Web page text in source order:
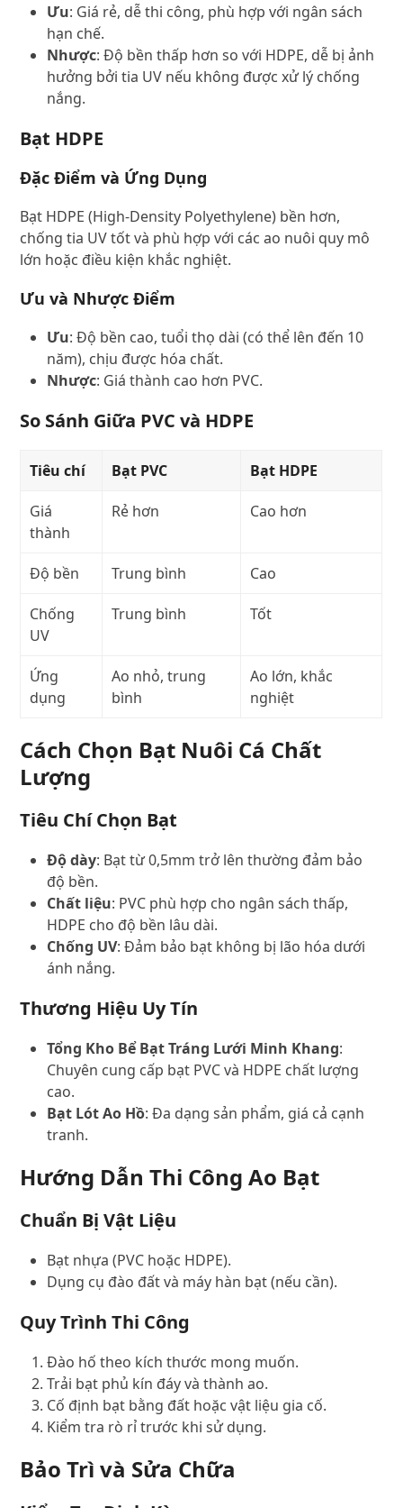
Ưu: Giá rẻ, dễ thi công, phù hợp với ngân sách
hạn chế.
Nhược: Độ bền thấp hơn so với HDPE, dễ bị ảnh
hưởng bởi tia UV nếu không được xử lý chống
nắng.
Bạt HDPE
Đặc Điểm và Ứng Dụng
Bạt HDPE (High-Density Polyethylene) bền hơn,
chống tia UV tốt và phù hợp với các ao nuôi quy mô
lớn hoặc điều kiện khắc nghiệt.
Ưu và Nhược Điểm
Ưu: Độ bền cao, tuổi thọ dài (có thể lên đến 10
năm), chịu được hóa chất.
Nhược: Giá thành cao hơn PVC.
So Sánh Giữa PVC và HDPE
Tiêu chí Bạt PVC Bạt HDPE
Giá
thành
Rẻ hơn Cao hơn
Độ bền Trung bình Cao
Chống
UV
Trung bình Tốt
Ứng
dụng
Ao nhỏ, trung
bình
Ao lớn, khắc
nghiệt
Cách Chọn Bạt Nuôi Cá Chất
Lượng
Tiêu Chí Chọn Bạt
Độ dày: Bạt từ 0,5mm trở lên thường đảm bảo
độ bền.
Chất liệu: PVC phù hợp cho ngân sách thấp,
HDPE cho độ bền lâu dài.
Chống UV: Đảm bảo bạt không bị lão hóa dưới
ánh nắng.
Thương Hiệu Uy Tín
Tổng Kho Bể Bạt Tráng Lưới Minh Khang:
Chuyên cung cấp bạt PVC và HDPE chất lượng
cao.
Bạt Lót Ao Hồ: Đa dạng sản phẩm, giá cả cạnh
tranh.
Hướng Dẫn Thi Công Ao Bạt
Chuẩn Bị Vật Liệu
Bạt nhựa (PVC hoặc HDPE).
Dụng cụ đào đất và máy hàn bạt (nếu cần).
Quy Trình Thi Công
Đào hố theo kích thước mong muốn.
Trải bạt phủ kín đáy và thành ao.
Cố định bạt bằng đất hoặc vật liệu gia cố.
Kiểm tra rò rỉ trước khi sử dụng.
Bảo Trì và Sửa Chữa